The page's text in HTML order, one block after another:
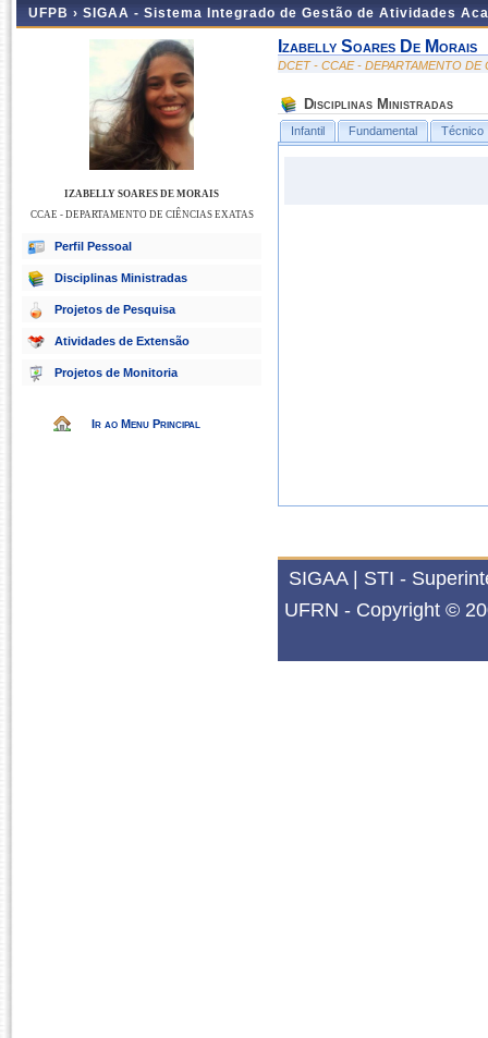
UFPB › SIGAA - Sistema Integrado de Gestão de Atividades
IZABELLY SOARES DE MORAIS
CCAE - DEPARTAMENTO DE CIÊNCIAS EXATAS
Perfil Pessoal
Disciplinas Ministradas
Projetos de Pesquisa
Atividades de Extensão
Projetos de Monitoria
Ir ao Menu Principal
Izabelly Soares De Morais
DCET - CCAE - DEPARTAMENTO DE
Disciplinas Ministradas
Infantil Fundamental Técnico
SIGAA | STI -
UFRN - Copyright ©